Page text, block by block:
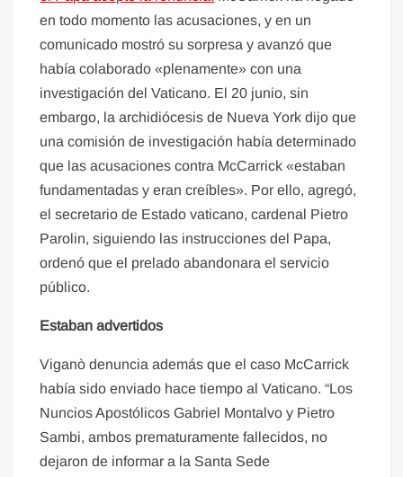
en todo momento las acusaciones, y en un
comunicado mostró su sorpresa y avanzó que
había colaborado «plenamente» con una
investigación del Vaticano. El 20 junio, sin
embargo, la archidiócesis de Nueva York dijo que
una comisión de investigación había determinado
que las acusaciones contra McCarrick «estaban
fundamentadas y eran creíbles». Por ello, agregó,
el secretario de Estado vaticano, cardenal Pietro
Parolin, siguiendo las instrucciones del Papa,
ordenó que el prelado abandonara el servicio
público.
Estaban advertidos
Viganò denuncia además que el caso McCarrick
había sido enviado hace tiempo al Vaticano. “Los
Nuncios Apostólicos Gabriel Montalvo y Pietro
Sambi, ambos prematuramente fallecidos, no
dejaron de informar a la Santa Sede